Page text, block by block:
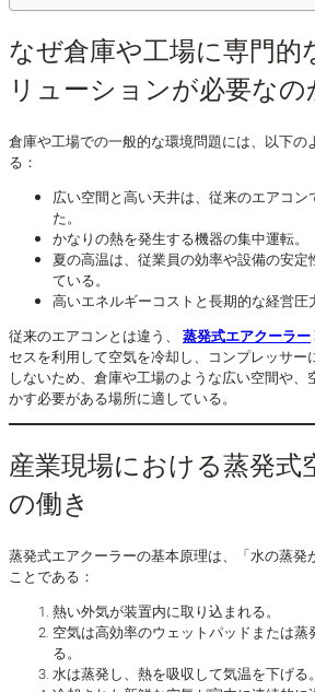
なぜ倉庫や工場に専門的
リューションが必要なの
倉庫や工場での一般的な環境問題には、以下の
る：
広い空間と高い天井は、従来のエアコン
た。
かなりの熱を発生する機器の集中運転。
夏の高温は、従業員の効率や設備の安定
ている。
高いエネルギーコストと長期的な経営圧
従来のエアコンとは違う、 蒸発式エアクーラー
セスを利用して空気を冷却し、コンプレッサー
しないため、倉庫や工場のような広い空間や、
かす必要がある場所に適している。
産業現場における蒸発式
の働き
蒸発式エアクーラーの基本原理は、「水の蒸発
ことである：
熱い外気が装置内に取り込まれる。
空気は高効率のウェットパッドまたは蒸
る。
水は蒸発し、熱を吸収して気温を下げる。